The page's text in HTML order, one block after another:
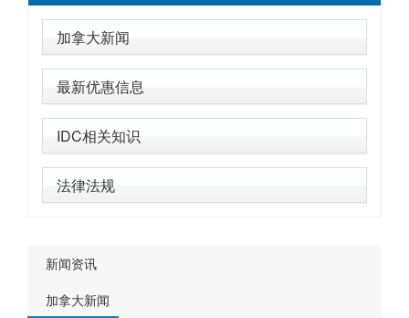
加拿大新闻
最新优惠信息
IDC相关知识
法律法规
新闻资讯
加拿大新闻